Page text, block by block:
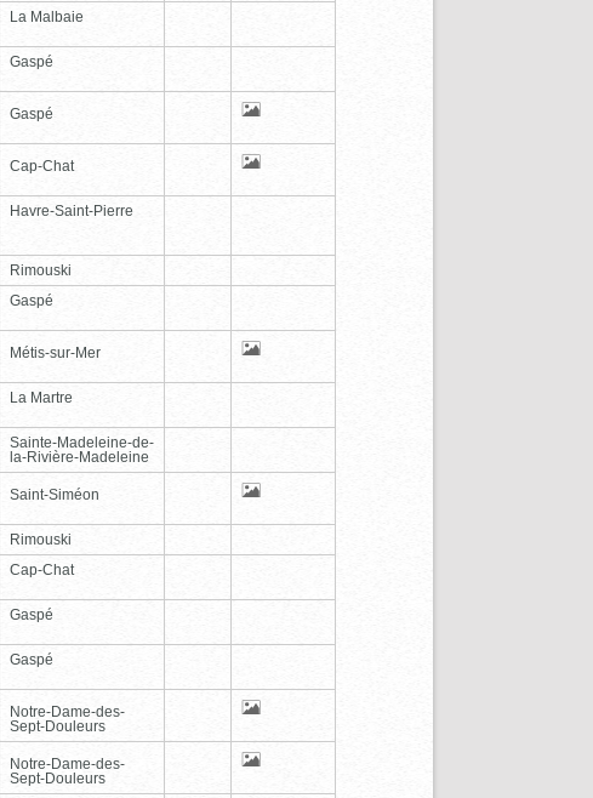
La Malbaie
Gaspé
Gaspé
Cap-Chat
Havre-Saint-Pierre
Rimouski
Gaspé
Métis-sur-Mer
La Martre
Sainte-Madeleine-de-
la-Rivière-Madeleine
Saint-Siméon
Rimouski
Cap-Chat
Gaspé
Gaspé
Notre-Dame-des-
Sept-Douleurs
Notre-Dame-des-
Sept-Douleurs